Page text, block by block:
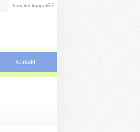
Termální koupaliště
Kontakt